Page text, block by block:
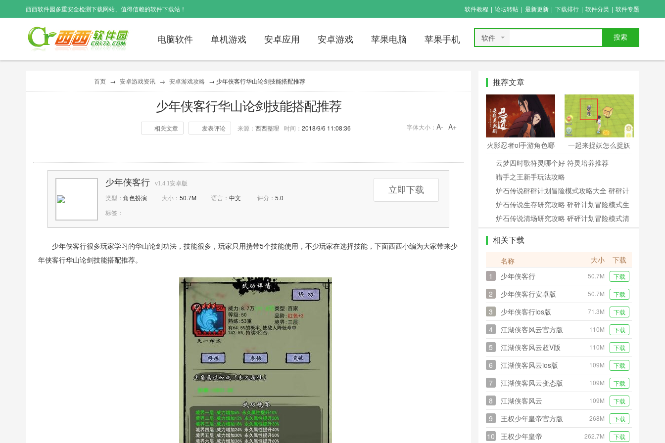
西西软件园多重安全检测下载网站、值得信赖的软件下载站！ 软件教程 | 论坛转帖 | 最新更新 | 下载排行 | 软件分类 | 软件专题
电脑软件 单机游戏 安卓应用 安卓游戏 苹果电脑 苹果手机 软件 搜索
首页 → 安卓游戏资讯 → 安卓游戏攻略 → 少年侠客行华山论剑技能搭配推荐
少年侠客行华山论剑技能搭配推荐
相关文章 发表评论 来源： 西西整理 时间： 2018/9/6 11:08:36 字体大小： A- A+
西西 点击： 评论：0次 标签： 少年侠客行 华山论剑技能搭配
少年侠客行 v1.4.1安卓版
类型： 角色扮演 大小： 50.7M 语言： 中文 评分： 5.0
标签：
立即下载
少年侠客行很多玩家学习的华山论剑功法，技能很多，玩家只用携带5个技能使用，不少玩家在选择技能，下面西西小编为大家带来少
年侠客行华山论剑技能搭配推荐。
推荐文章
火影忍者ol手游角色哪
个好 角色选择推荐
一起来捉妖怎么捉妖
封妖攻略
云梦四时歌符灵哪个好 符灵培养推荐
猎手之王新手玩法攻略
炉石传说砰砰计划冒险模式攻略大全 砰砰计
划冒险模式全关卡攻略
炉石传说生存研究攻略 砰砰计划冒险模式生
存研究介绍
炉石传说清场研究攻略 砰砰计划冒险模式清
相关下载
名称 大小
下载
1
少年侠客行 50.7M 下载
2 少年侠客行安卓版 50.7M 下载
3 少年侠客行ios版 71.3M 下载
4 江湖侠客风云官方版 110M 下载
5 江湖侠客风云超V版 110M 下载
6 江湖侠客风云ios版 109M 下载
7 江湖侠客风云变态版 109M 下载
8 江湖侠客风云 109M 下载
9 王权少年皇帝官方版 268M 下载
10 王权少年皇帝 262.7M 下载